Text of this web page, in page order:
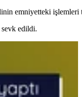
emniyetteki işlemleri
edildi.